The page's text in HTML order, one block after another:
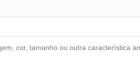
cor, tamanho ou outra característica